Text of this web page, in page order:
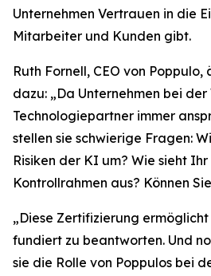
Unternehmen Vertrauen in die
Mitarbeiter und Kunden gibt.
Ruth Fornell, CEO von
dazu: „Da Unternehmen bei
Technologiepartner immer
stellen sie schwierige Fragen:
Risiken der KI um? Wie sieht
Kontrollrahmen aus? Können
„Diese Zertifizierung
fundiert zu beantworten. Und
sie die Rolle von Poppulos bei